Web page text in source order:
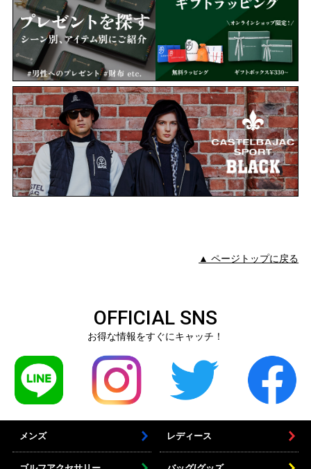
▲ ページトップに戻る
OFFICIAL SNS
お得な情報をすぐにキャッチ！
メンズ レディース